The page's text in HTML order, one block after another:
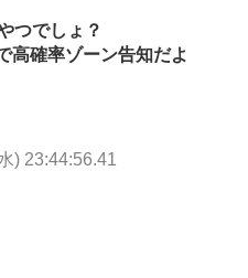
つでしょ？
高確率ゾーン告知だよ
) 23:44:56.41